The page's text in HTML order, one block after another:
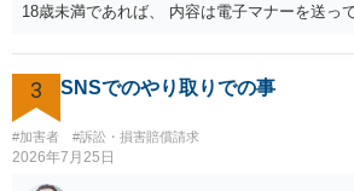
18歳未満であれば、 内容は電子マナーを送っ
画の尺は10分ほど、服を着たままで胸を触っ
して、要求された金額(1000円程度)の電子マ
した。 そこから、撮影するまで暇なので顔の
欲しい、住んでいる都道府県と区を教えてと言
言ったやり取りをしていました。 というやり
（わいせつ行為）の疑いがあります。18歳未
3 SNSでのやり取りでの事
#加害者 #訴訟・損害賠償請求
2026年7月25日